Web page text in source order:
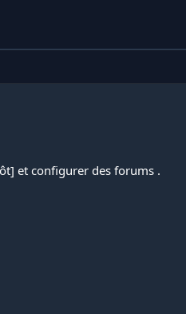
et configurer des forums .